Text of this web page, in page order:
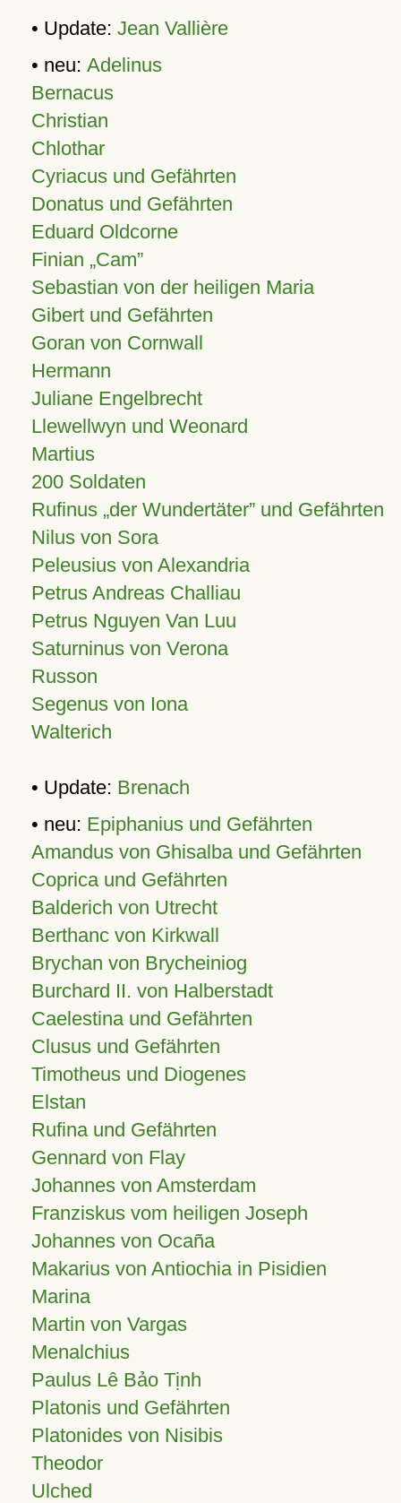
• Update: Jean Vallière
• neu: Adelinus
Bernacus
Christian
Chlothar
Cyriacus und Gefährten
Donatus und Gefährten
Eduard Oldcorne
Finian Cam
Sebastian von der heiligen Maria
Gibert und Gefährten
Goran von Cornwall
Hermann
Juliane Engelbrecht
Llewellwyn und Weonard
Martius
200 Soldaten
Rufinus „der Wundertäter” und Gefährten
Nilus von Sora
Peleusius von Alexandria
Petrus Andreas Challiau
Petrus Nguyen Van Luu
Saturninus von Verona
Russon
Segenus von Iona
Walterich
• Update: Brenach
• neu: Epiphanius und Gefährten
Amandus von Ghisalba und Gefährten
Coprica und Gefährten
Balderich von Utrecht
Berthanc von Kirkwall
Brychan von Brycheiniog
Burchard II. von Halberstadt
Caelestina und Gefährten
Clusus und Gefährten
Timotheus und Diogenes
Elstan
Rufina und Gefährten
Gennard von Flay
Johannes von Amsterdam
Franziskus vom heiligen Joseph
Johannes von Ocaña
Makarius von Antiochia in Pisidien
Marina
Martin von Vargas
Menalchius
Paulus Lê Bảo Tịnh
Platonis und Gefährten
Platonides von Nisibis
Theodor
Ulched